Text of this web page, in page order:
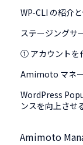
WP-CLI の紹介
ステージングサ
① アカウントを
Amimoto マネ
WordPress
ンスを向上させ
Amimoto